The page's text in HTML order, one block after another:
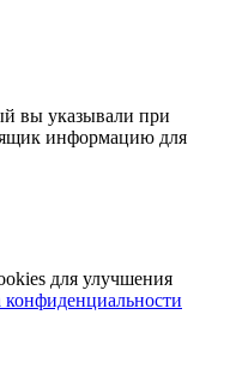
вы указывали при
информацию для
для улучшения